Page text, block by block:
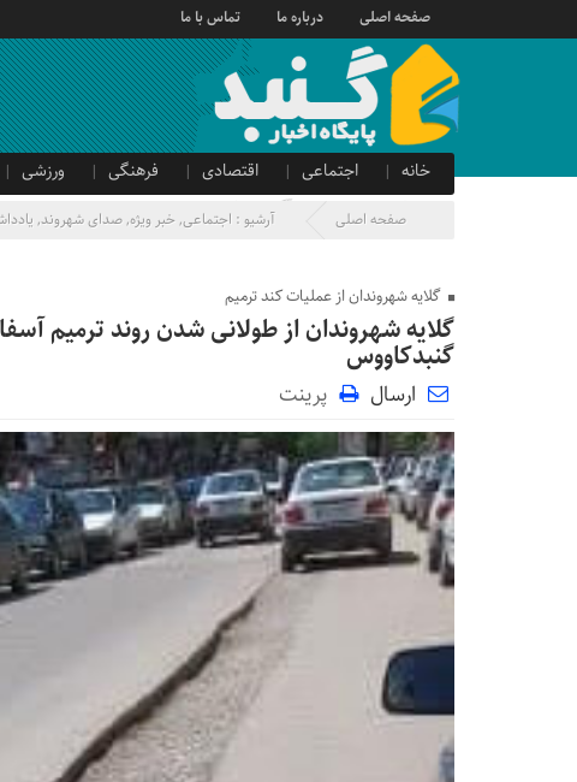
صفحه اصلی درباره ما تماس با ما
خانه اجتماعی اقتصادی فرهنگی ورزشی
صدای شهروند
آگهی دولتی صفحه اصلی آرشیو : اجتماعی,خبر ویژه,صدای شهروند,
گلایه شهروندان از عملیات کند ترمیم
گلایه شهروندان از طولانی شدن روند ترمیم
گنبدکاووس
ارسال پرینت